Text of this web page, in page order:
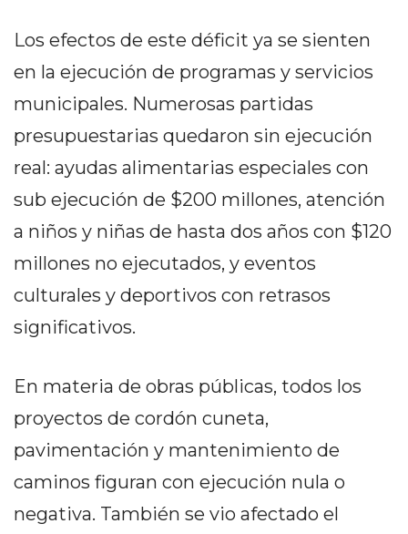
DIARIO
TAPA
DIA
DIARIO
REPORTERO
DIARIO
DEPORTIVO
GRUPO
DE
MEDIOS
PUBLICITÁ
NORTE
CLAVE
PERGAMINO
NOTICIAS
Los efectos de este déficit ya se sienten
en la ejecución de programas y servicios
municipales. Numerosas partidas
presupuestarias quedaron sin ejecución
real: ayudas alimentarias especiales con
sub ejecución de $200 millones, atención
a niños y niñas de hasta dos años con $120
millones no ejecutados, y eventos
culturales y deportivos con retrasos
significativos.
En materia de obras públicas, todos los
proyectos de cordón cuneta,
pavimentación y mantenimiento de
caminos figuran con ejecución nula o
negativa. También se vio afectado el